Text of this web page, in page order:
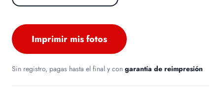
Imprimir mis fotos
Sin registro, pagas hasta el final y con garantía de reimpresión